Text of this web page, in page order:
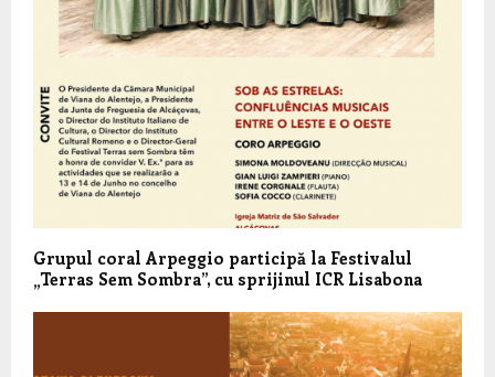
Grupul coral Arpeggio participă la Festivalul
„Terras Sem Sombra”, cu sprijinul ICR Lisabona